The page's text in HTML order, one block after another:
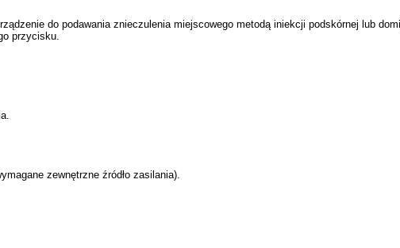
do podawania znieczulenia miejscowego metodą iniekcji podskórnej lub
przycisku.
zewnętrzne źródło zasilania).